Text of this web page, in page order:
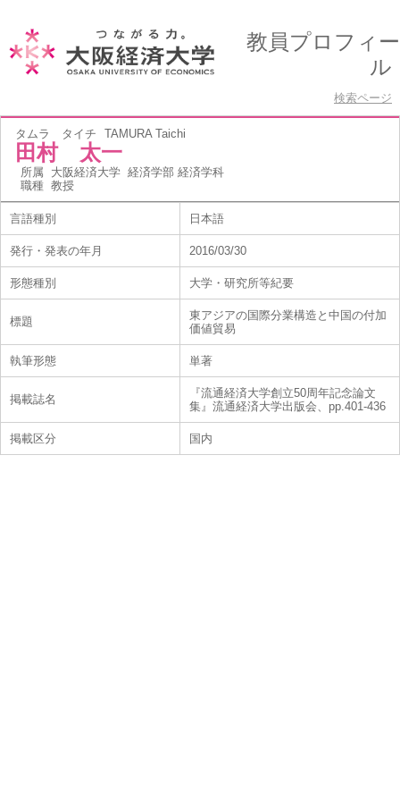
教員プロフィー
ル
検索ページ
タムラ タイチ TAMURA Taichi
田村 太一
所属 大阪経済大学 経済学部 経済学科
職種 教授
言語種別 日本語
発行・発表の年月 2016/03/30
形態種別 大学・研究所等紀要
標題
東アジアの国際分業構造と中国の付加
価値貿易
執筆形態 単著
掲載誌名
『流通経済大学創立50周年記念論文
集』流通経済大学出版会、pp.401-436
掲載区分 国内